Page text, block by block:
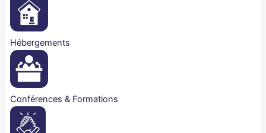
Hébergements
Conférences & Formations